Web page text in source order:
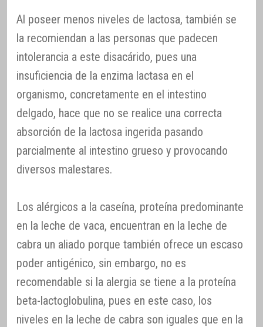
Al poseer menos niveles de lactosa, también se
la recomiendan a las personas que padecen
intolerancia a este disacárido, pues una
insuficiencia de la enzima lactasa en el
organismo, concretamente en el intestino
delgado, hace que no se realice una correcta
absorción de la lactosa ingerida pasando
parcialmente al intestino grueso y provocando
diversos malestares.
Los alérgicos a la caseína, proteína predominante
en la leche de vaca, encuentran en la leche de
cabra un aliado porque también ofrece un escaso
poder antigénico, sin embargo, no es
recomendable si la alergia se tiene a la proteína
beta-lactoglobulina, pues en este caso, los
niveles en la leche de cabra son iguales que en la